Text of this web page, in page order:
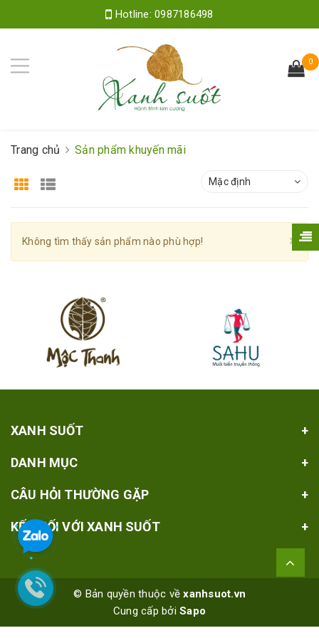
Hotline:0987186498
0
Trang chủ Sản phẩm khuyến mãi
Mặc định
×
Không tìm thấy sản phẩm nào phù hợp!
XANH SUỐT
DANH MỤC
CÂU HỎI THƯỜNG GẶP
KẾT NỐI VỚI XANH SUỐT
© Bản quyền thuộc vềxanhsuot.vn
Cung cấp bởiSapo